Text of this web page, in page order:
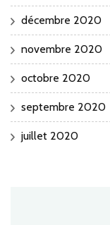
décembre 2020
novembre 2020
octobre 2020
septembre 2020
juillet 2020